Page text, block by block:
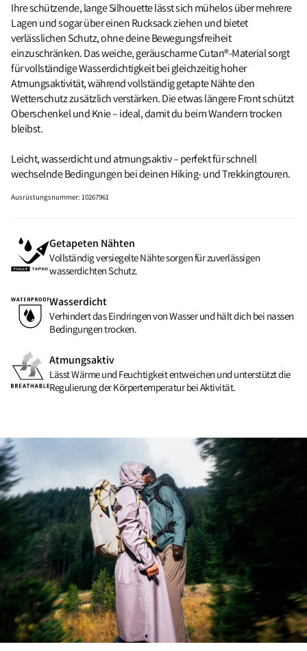
Ihre schützende, lange Silhouette lässt sich mühelos über mehrere
Lagen und sogar über einen Rucksack ziehen und bietet
verlässlichen Schutz, ohne deine Bewegungsfreiheit
einzuschränken. Das weiche, geräuscharme Cutan®‑Material sorgt
für vollständige Wasserdichtigkeit bei gleichzeitig hoher
Atmungsaktivität, während vollständig getapte Nähte den
Wetterschutz zusätzlich verstärken. Die etwas längere Front schützt
Oberschenkel und Knie – ideal, damit du beim Wandern trocken
bleibst.
Leicht, wasserdicht und atmungsaktiv – perfekt für schnell
wechselnde Bedingungen bei deinen Hiking‑ und Trekkingtouren.
Ausrüstungsnummer:10267961
Getapeten Nähten
Vollständig versiegelte Nähte sorgen für zuverlässigen
wasserdichten Schutz.
Wasserdicht
Verhindert das Eindringen von Wasser und hält dich bei nassen
Bedingungen trocken.
Atmungsaktiv
Lässt Wärme und Feuchtigkeit entweichen und unterstützt die
Regulierung der Körpertemperatur bei Aktivität.